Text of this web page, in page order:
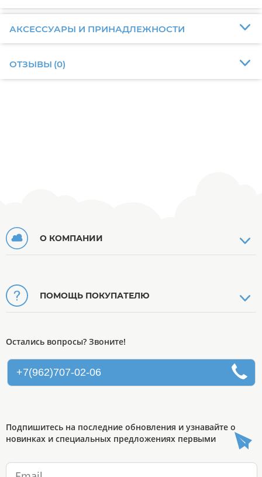
АКСЕССУАРЫ И ПРИНАДЛЕЖНОСТИ
ОТЗЫВЫ (0)
О КОМПАНИИ
ПОМОЩЬ ПОКУПАТЕЛЮ
Остались вопросы? Звоните!
+7(962)707-02-06
Подпишитесь на последние обновления и узнавайте о
новинках и специальных предложениях первыми